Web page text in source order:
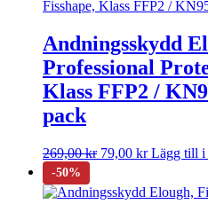
Andningsskydd
Professional
Klass FFP2 /
pack
269,00kr 79,00 kr Lägg till i